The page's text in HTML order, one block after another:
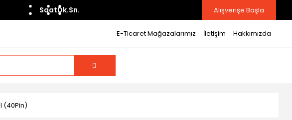
SaatDk.Sn. Alışverişe Başla
E-Ticaret Mağazalarımız İletişim Hakkımızda
(40Pin)